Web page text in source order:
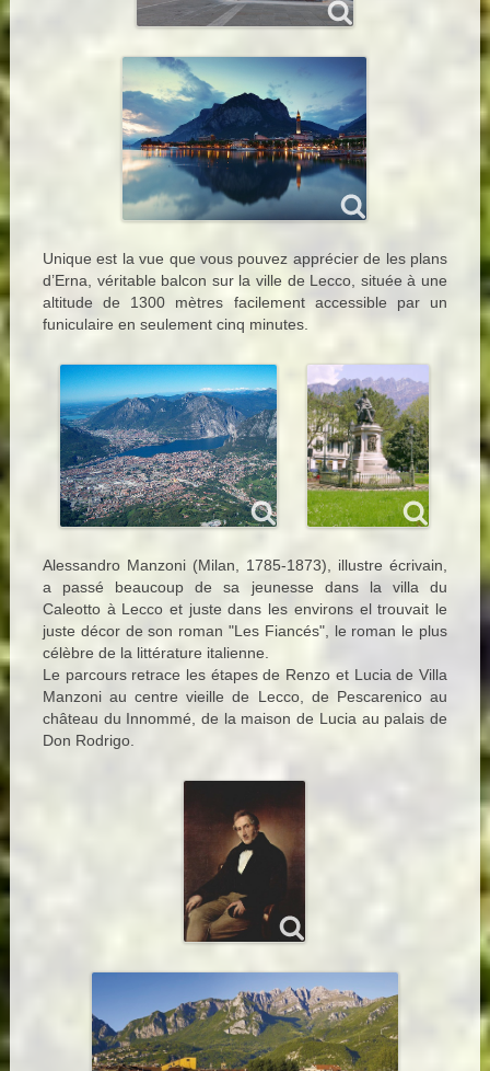
Unique est la vue que vous pouvez apprécier de les plans
d’Erna, véritable balcon sur la ville de Lecco, située à une
altitude de 1300 mètres facilement accessible par un
funiculaire en seulement cinq minutes.
Alessandro Manzoni (Milan, 1785-1873), illustre écrivain,
a passé beaucoup de sa jeunesse dans la villa du
Caleotto à Lecco et juste dans les environs el trouvait le
juste décor de son roman "Les Fiancés", le roman le plus
célèbre de la littérature italienne.
Le parcours retrace les étapes de Renzo et Lucia de Villa
Manzoni au centre vieille de Lecco, de Pescarenico au
château du Innommé, de la maison de Lucia au palais de
Don Rodrigo.